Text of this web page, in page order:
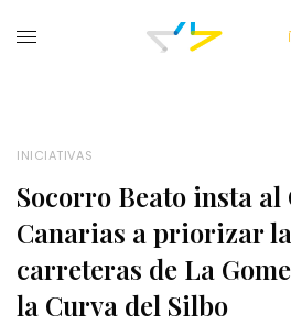
INICIATIVAS
Socorro Beato insta al
Canarias a priorizar
carreteras de La
la Curva del Silbo